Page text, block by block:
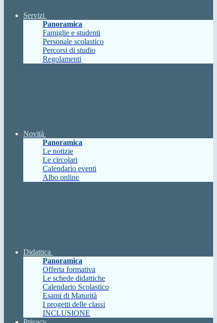
Servizi
Panoramica
Famiglie e studenti
Personale scolastico
Percorsi di studio
Regolamenti
Novità
Panoramica
Le notizie
Le circolari
Calendario eventi
Albo online
Didattica
Panoramica
Offerta formativa
Le schede didattiche
Calendario Scolastico
Esami di Maturità
I progetti delle classi
INCLUSIONE